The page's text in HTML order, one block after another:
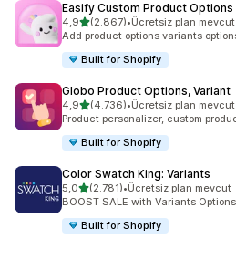
Easify Custom Product Options
4,95 yıldız üzerinden
(2.867)
toplam 2867 değerlendirme
•Ücretsiz plan mevcut
Add product options variants
Built for Shopify
Globo Product Options, Variant
4,95 yıldız üzerinden
(4.736)
toplam 4736 değerlendirme
•Ücretsiz plan mevcut
Product personalizer, custom
Built for Shopify
Color Swatch King: Variants
5,05 yıldız üzerinden
(2.781)
toplam 2781 değerlendirme
•Ücretsiz plan mevcut
BOOST SALE with Variants
Built for Shopify